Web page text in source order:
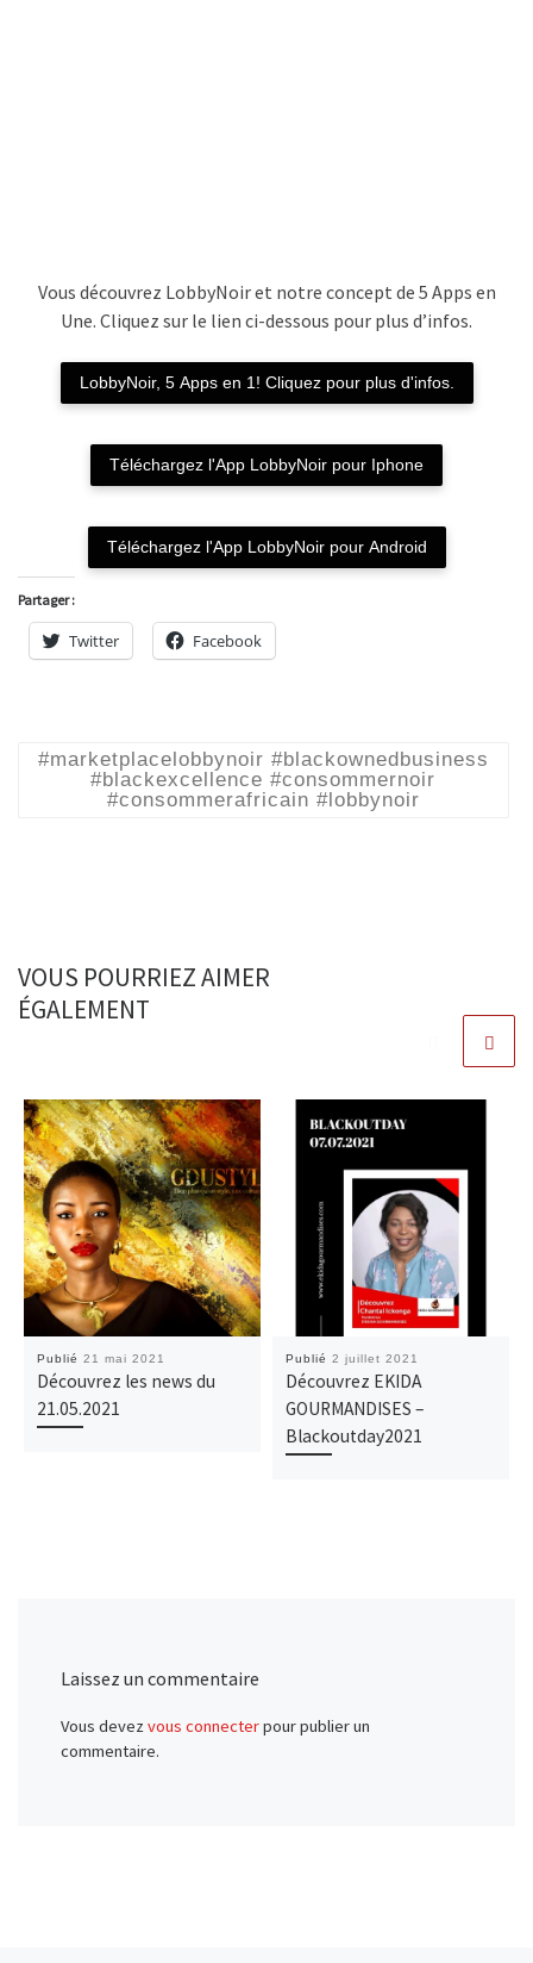
Vous découvrez LobbyNoir et notre concept de 5 Apps en
Une. Cliquez sur le lien ci-dessous pour plus d’infos.
LobbyNoir, 5 Apps en 1! Cliquez pour plus d'infos.
Téléchargez l'App LobbyNoir pour Iphone
Téléchargez l'App LobbyNoir pour Android
Partager :
Twitter Facebook
#marketplacelobbynoir #blackownedbusiness
#blackexcellence #consommernoir
#consommerafricain #lobbynoir
VOUS POURRIEZ AIMER
ÉGALEMENT
Publié21 mai 2021
Découvrez les news du
21.05.2021
Publié2 juillet 2021
Découvrez EKIDA
GOURMANDISES –
Blackoutday2021
Laissez un commentaire
Vous devezvous connecterpour publier un
commentaire.